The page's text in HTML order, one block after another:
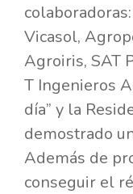
Vicasol,
Agroiris, SAT
T Ingenieros
día” y la
demostrado
Además de
conseguir el